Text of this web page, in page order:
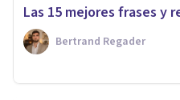
Las 15 mejores frases y
Bertrand Regader